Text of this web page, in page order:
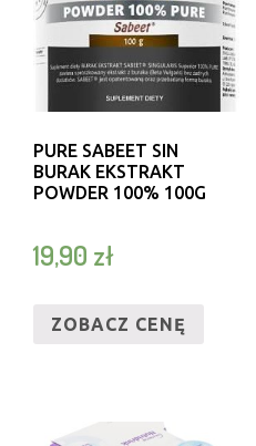
PURE SABEET SIN
BURAK EKSTRAKT
POWDER 100% 100G
19,90 zł
ZOBACZ CENĘ